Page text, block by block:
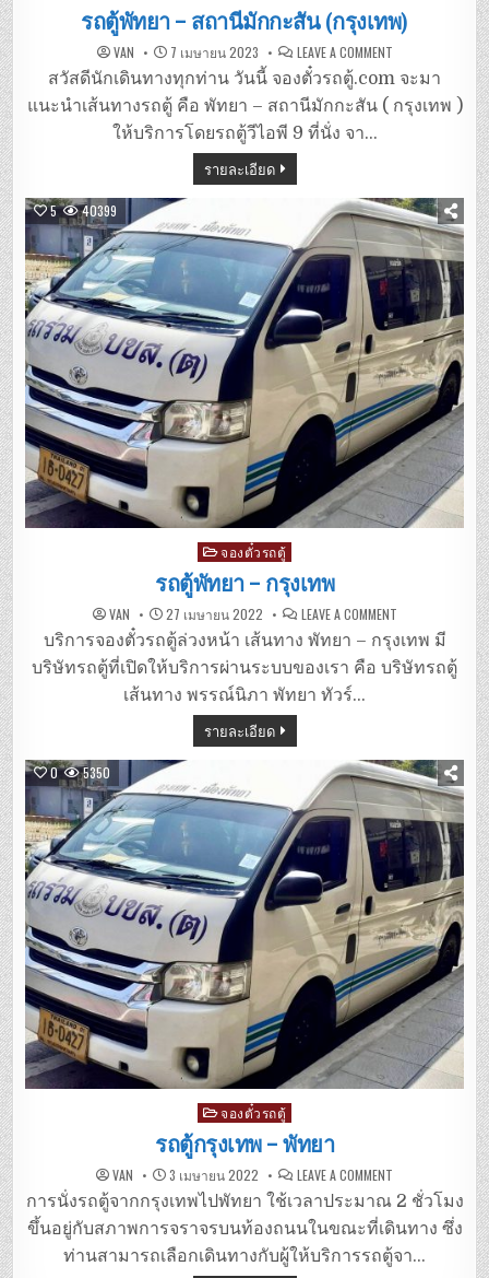
in
รถตู้พัทยา – สถานีมักกะสัน (กรุงเทพ)
VAN 7 เมษายน 2023 LEAVE A COMMENTON
ตู้
พัทยา
–
สถานี
สวัสดีนักเดินทางทุกท่าน วันนี้ จองตั๋วรถตู้.com จะมา
แนะนำเส้นทางรถตู้ คือ พัทยา – สถานีมักกะสัน ( กรุงเทพ )
ให้บริการโดยรถตู้วีไอพี 9 ที่นั่ง จา…
รายละเอียด
5 40399
Posted
in
จองตั๋วรถตู้
รถตู้พัทยา – กรุงเทพ
VAN 27 เมษายน 2022 LEAVE A COMMENTON
ตู้
พัทยา
–
กรุงเทพ
บริการจองตั๋วรถตู้ล่วงหน้า เส้นทาง พัทยา – กรุงเทพ มี
บริษัทรถตู้ที่เปิดให้บริการผ่านระบบของเรา คือ บริษัทรถตู้
เส้นทาง พรรณ์นิภา พัทยา ทัวร์…
รายละเอียด
0 5350
Posted
in
จองตั๋วรถตู้
รถตู้กรุงเทพ – พัทยา
VAN 3 เมษายน 2022 LEAVE A COMMENT
ตู้
กรุงเทพ
–
พัทยา
การนั่งรถตู้จากกรุงเทพไปพัทยา ใช้เวลาประมาณ 2 ชั่วโมง
ขึ้นอยู่กับสภาพการจราจรบนท้องถนนในขณะที่เดินทาง ซึ่ง
ท่านสามารถเลือกเดินทางกับผู้ให้บริการรถตู้จา…